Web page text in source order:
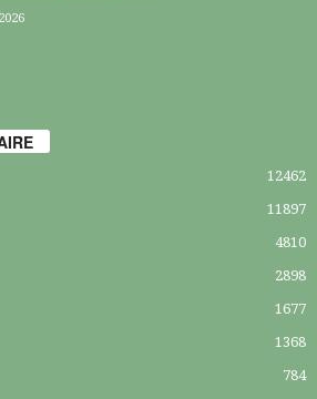
12462
11897
4810
2898
1677
1368
784